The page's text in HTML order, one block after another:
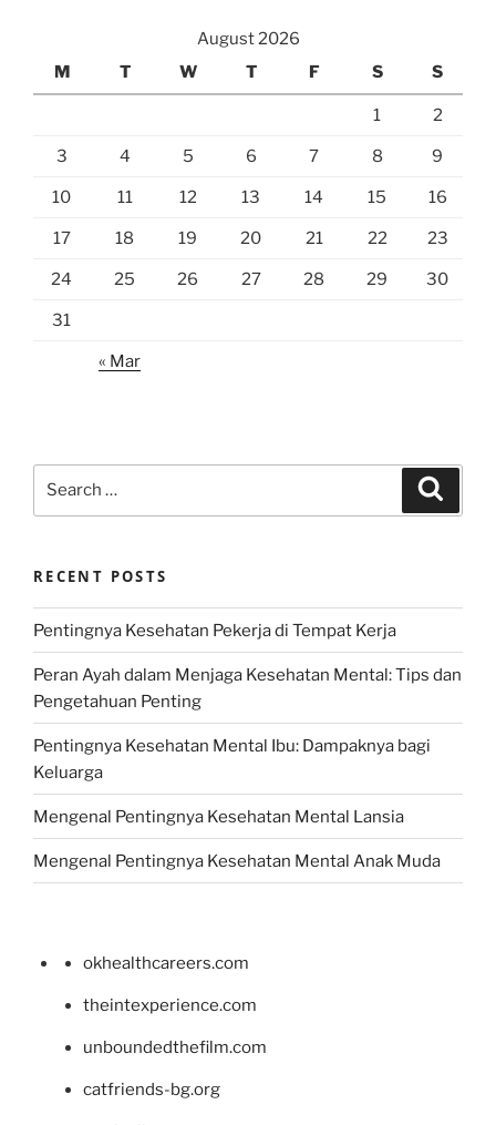
August 2026
M
T W T F S S
1 2
3 4 5 6 7 8 9
10 11 12 13 14 15 16
17 18 19 20 21 22 23
24 25 26 27 28 29 30
31
« Mar
RECENT POSTS
Pentingnya Kesehatan Pekerja di Tempat Kerja
Peran Ayah dalam Menjaga Kesehatan Mental: Tips dan
Pengetahuan Penting
Pentingnya Kesehatan Mental Ibu: Dampaknya bagi
Keluarga
Mengenal Pentingnya Kesehatan Mental Lansia
Mengenal Pentingnya Kesehatan Mental Anak Muda
okhealthcareers.com
theintexperience.com
unboundedthefilm.com
catfriends-bg.org